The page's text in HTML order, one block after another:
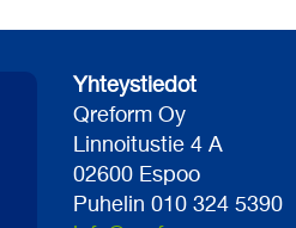
Yhteystiedot
Qreform Oy
Linnoitustie 4 A
02600 Espoo
Puhelin 010 324 5390